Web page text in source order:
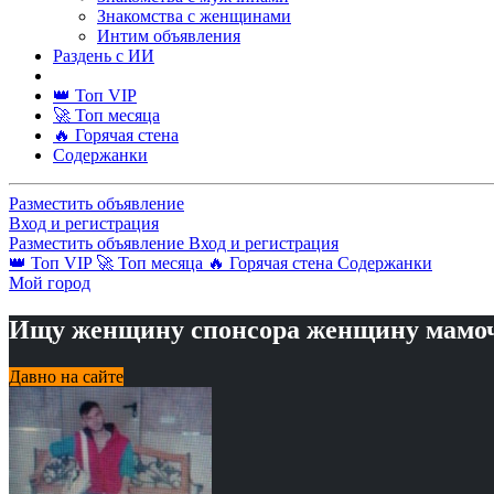
Знакомства с женщинами
Интим объявления
Раздень с ИИ
👑 Топ VIP
🚀 Топ месяца
🔥 Горячая стена
Содержанки
Разместить объявление
Вход и регистрация
Разместить объявление Вход и регистрация
👑 Топ VIP 🚀 Топ месяца 🔥 Горячая стена Содержанки
Мой город
Ищу женщину спонсора женщину
Давно на сайте